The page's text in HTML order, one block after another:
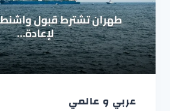
عربي و عالمي